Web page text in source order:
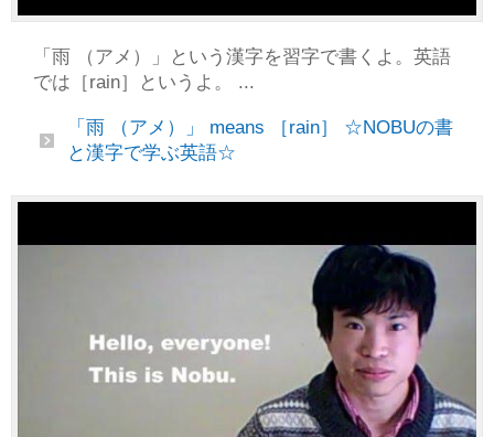
「雨 （アメ）」という漢字を習字で書くよ。英語
では［rain］というよ。 ...
「雨 （アメ）」 means ［rain］ ☆NOBUの書
と漢字で学ぶ英語☆